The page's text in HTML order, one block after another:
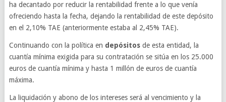
ha decantado por reducir la rentabilidad frente a lo que venía
ofreciendo hasta la fecha, dejando la rentabilidad de este depósito
en el 2,10% TAE (anteriormente estaba al 2,45% TAE).
Continuando con la política en depósitosde esta entidad, la
cuantía mínima exigida para su contratación se sitúa en los 25.000
euros de cuantía mínima y hasta 1 millón de euros de cuantía
máxima.
La liquidación y abono de los intereses será al vencimiento y la